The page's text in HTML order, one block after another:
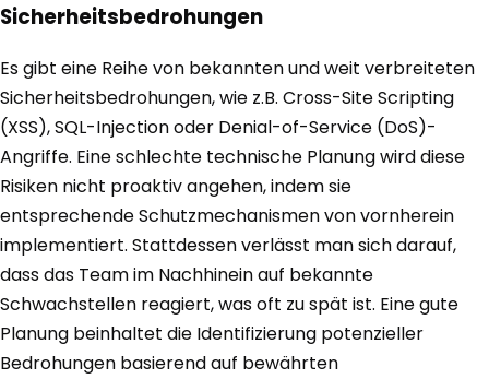
Sicherheitsbedrohungen
Es gibt eine Reihe von bekannten und weit verbreiteten
Sicherheitsbedrohungen, wie z.B. Cross-Site Scripting
(XSS), SQL-Injection oder Denial-of-Service (DoS)-
Angriffe. Eine schlechte technische Planung wird diese
Risiken nicht proaktiv angehen, indem sie
entsprechende Schutzmechanismen von vornherein
implementiert. Stattdessen verlässt man sich darauf,
dass das Team im Nachhinein auf bekannte
Schwachstellen reagiert, was oft zu spät ist. Eine gute
Planung beinhaltet die Identifizierung potenzieller
Bedrohungen basierend auf bewährten